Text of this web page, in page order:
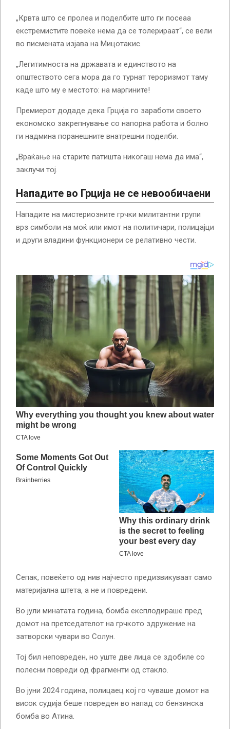
„Крвта што се пролеа и поделбите што ги посеаа
екстремистите повеќе нема да се толерираат“, се вели
во писмената изјава на Мицотакис.
„Легитимноста на државата и единството на
општеството сега мора да го турнат тероризмот таму
каде што му е местото: на маргините!
Премиерот додаде дека Грција го заработи своето
економско закрепнување со напорна работа и болно
ги надмина поранешните внатрешни поделби.
„Враќање на старите патишта никогаш нема да има“,
заклучи тој.
Нападите во Грција не се невообичаени
Нападите на мистериозните грчки милитантни групи
врз симболи на моќ или имот на политичари, полицајци
и други владини функционери се релативно чести.
Сепак, повеќето од нив најчесто предизвикуваат само
материјална штета, а не и повредени.
Во јули минатата година, бомба експлодираше пред
домот на претседателот на грчкото здружение на
затворски чувари во Солун.
Тој бил неповреден, но уште две лица се здобиле со
полесни повреди од фрагменти од стакло.
Во јуни 2024 година, полицаец кој го чуваше домот на
висок судија беше повреден во напад со бензинска
бомба во Атина.